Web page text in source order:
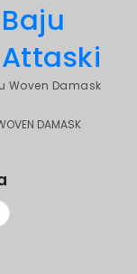
Woven Damask
DAMASK